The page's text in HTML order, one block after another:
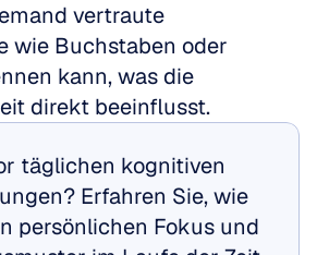
vertraute
wie Buchstaben oder
kann, was die
direkt beeinflusst.
täglichen kognitiven
Erfahren Sie, wie
persönlichen Fokus und